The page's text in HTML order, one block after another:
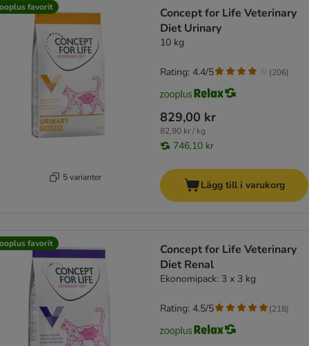
favorit
5 varianter
Concept for Life Veterinary
Diet Urinary
10 kg
829,00 kr
82,90 kr / kg
746,10 kr
Rating: 4.4/5 (206)
Lägg till i varukorg
favorit
Concept for Life Veterinary
Diet Renal
Ekonomipack: 3 x 3 kg
Rating: 4.5/5 (218)